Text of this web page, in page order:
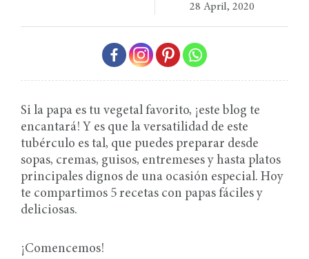
28 April, 2020
Si la papa es tu vegetal favorito, ¡este blog te
encantará! Y es que la versatilidad de este
tubérculo es tal, que puedes preparar desde
sopas, cremas, guisos, entremeses y hasta platos
principales dignos de una ocasión especial. Hoy
te compartimos 5 recetas con papas fáciles y
deliciosas.
¡Comencemos!